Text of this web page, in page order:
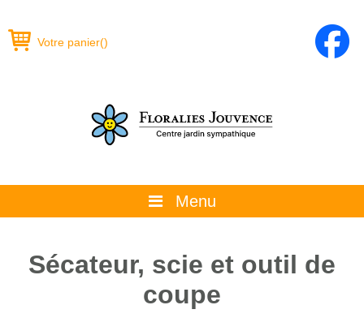
Votre panier()
Menu
La boutique
Promotions et évènements
Sécateur, scie et outil de
coupe